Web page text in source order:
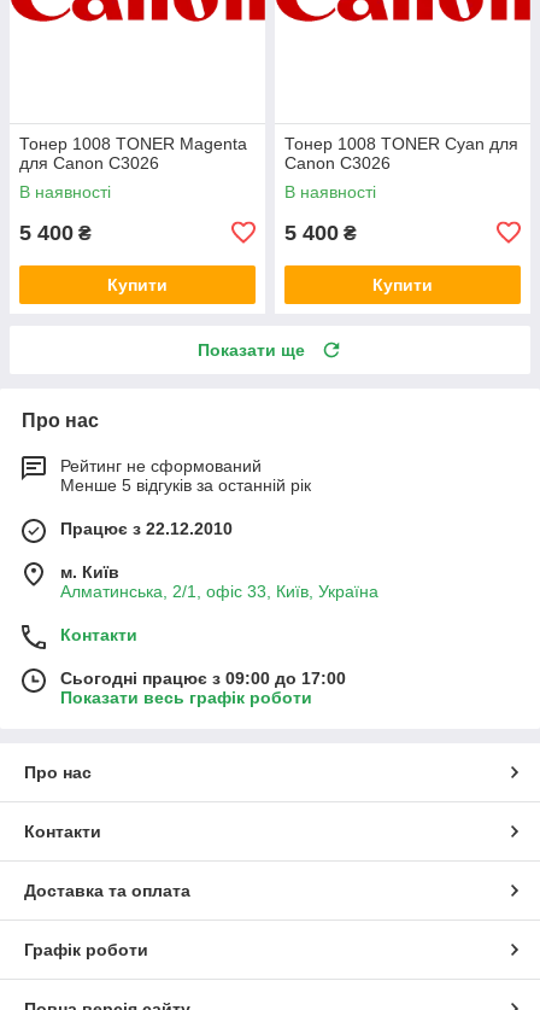
Тонер 1008 TONER Magenta
для Canon C3026
В наявності
5 400 ₴
Купити
Тонер 1008 TONER Cyan для
Canon C3026
В наявності
5 400 ₴
Купити
Показати ще
Про нас
Рейтинг не сформований
Менше 5 відгуків за останній рік
Працює з 22.12.2010
м. Київ
Алматинська, 2/1, офіс 33, Київ, Україна
Контакти
Сьогодні працює з 09:00 до 17:00
Показати весь графік роботи
Про нас
Контакти
Доставка та оплата
Графік роботи